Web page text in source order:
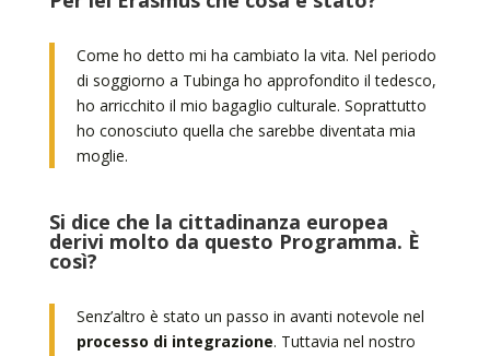
Come ho detto mi ha cambiato la vita. Nel periodo
di soggiorno a Tubinga ho approfondito il tedesco,
ho arricchito il mio bagaglio culturale. Soprattutto
ho conosciuto quella che sarebbe diventata mia
moglie.
Si dice che la cittadinanza europea
derivi molto da questo Programma. È
così?
Senz’altro è stato un passo in avanti notevole nel
processo di integrazione. Tuttavia nel nostro